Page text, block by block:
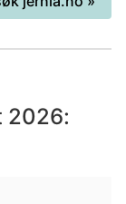
for
i 2019. Om
deres
2026: